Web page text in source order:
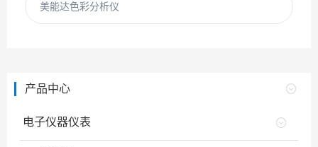
美能达色彩分析仪
产品中心
电子仪器仪表